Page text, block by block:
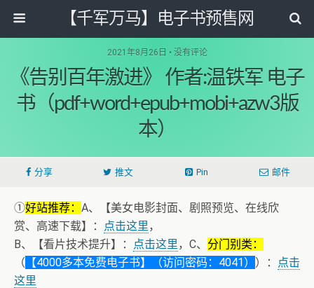
【千军万马】电子书预售网
2021年8月26日 • 没有评论
《告别百年激进》 作者:温铁军 电子
书（pdf+word+epub+mobi+azw3版
本）
分享 推文 Pin 邮件
①好站推荐： A、【美女电影封面、剧照预览、在线欣
赏、高速下载】：
点击这里，
B、【看片技术提升】：
点击这里，C、 分门别类：
（ 【4000多本免费电子书】（访问密码：4041） ）：
点击
这里